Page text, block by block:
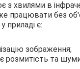
хвилями в
без
приладі є:
зображення;
розмитість та